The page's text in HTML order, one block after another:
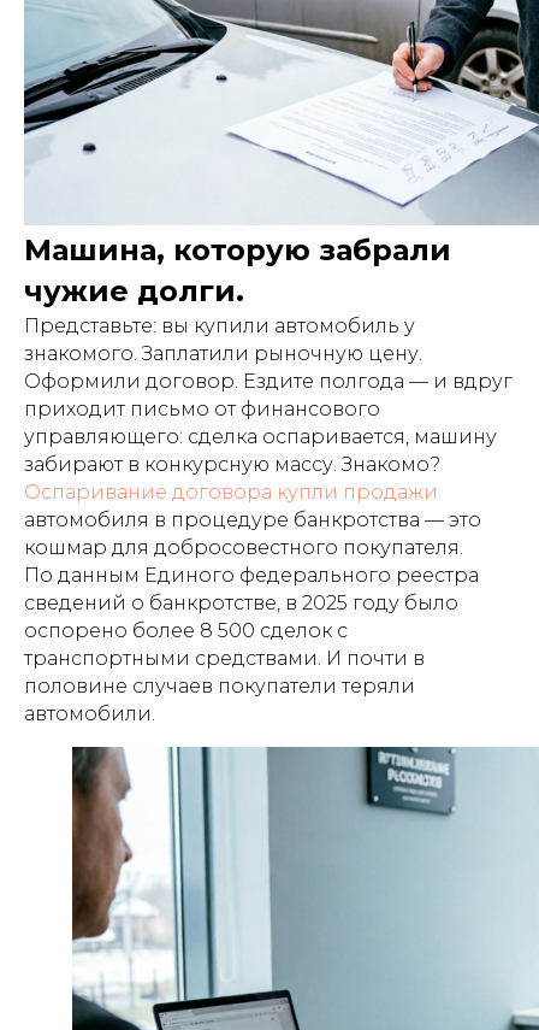
Машина, которую забрали
чужие долги.
Представьте: вы купили автомобиль у
знакомого. Заплатили рыночную цену.
Оформили договор. Ездите полгода — и вдруг
приходит письмо от финансового
управляющего: сделка оспаривается, машину
забирают в конкурсную массу. Знакомо?
Оспаривание договора купли продажи
автомобиля в процедуре банкротства — это
кошмар для добросовестного покупателя.
По данным Единого федерального реестра
сведений о банкротстве, в 2025 году было
оспорено более 8 500 сделок с
транспортными средствами. И почти в
половине случаев покупатели теряли
автомобили.